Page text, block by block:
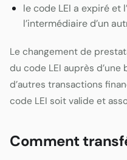
le code LEI a expiré et
l’intermédiaire d’un
Le changement de
du code LEI auprès d’une
d’autres transactions
code LEI soit valide et
Comment